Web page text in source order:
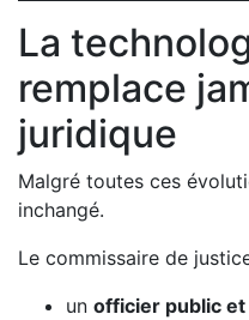
La
remplace
juridique
Malgré toutes ces
inchangé.
Le commissaire de
un officier public